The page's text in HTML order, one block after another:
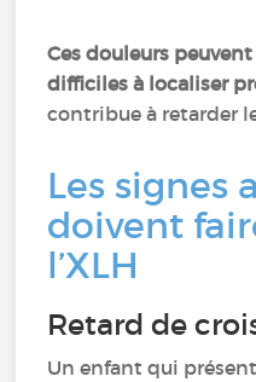
Ces douleurs
difficiles à localiser
contribue à retarder
Les signes
doivent
l’XLH
Retard de
Un enfant qui